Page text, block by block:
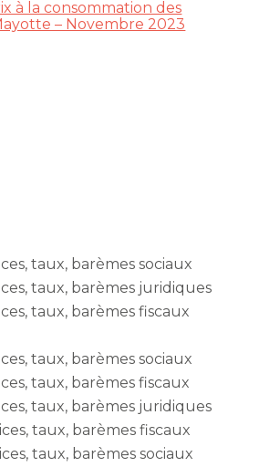
à la consommation des
– Novembre 2023
taux, barèmes sociaux
taux, barèmes juridiques
taux, barèmes fiscaux
taux, barèmes sociaux
taux, barèmes fiscaux
taux, barèmes juridiques
taux, barèmes fiscaux
taux, barèmes sociaux